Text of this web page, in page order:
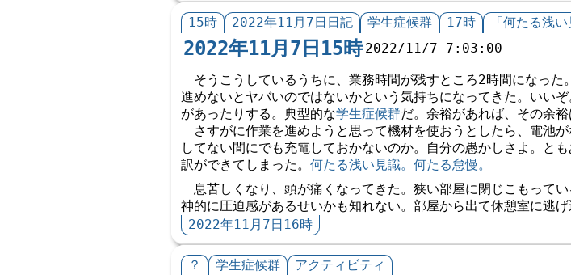
15時 2022年11月7日日記 学生症候群 17時 「何たる浅
2022年11月7日15時 2022/11/7 7:03:00
そうこうしているうちに、業務時間が残すところ2時間になっ
進めないとヤバいのではないかという気持ちになってきた。いい
があったりする。典型的な学生症候群だ。余裕があれば、その余
さすがに作業を進めようと思って機材を使おうとしたら、電池
してない間にでも充電しておかないのか。自分の愚かしさよ。と
訳ができてしまった。 何たる浅い見識。何たる怠慢。
息苦しくなり、頭が痛くなってきた。狭い部屋に閉じこもって
神的に圧迫感があるせいかも知れない。部屋から出て休憩室に逃
2022年11月7日16時
？ 学生症候群 アクティビティ